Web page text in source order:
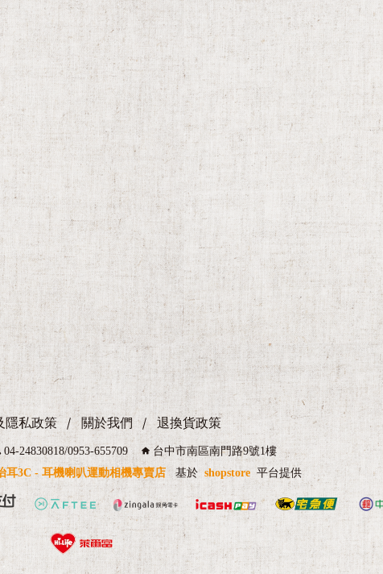
隱私政策 關於我們 退換貨政策
04-24830818/0953-655709
台中市南區南門路9號1樓
耳3C - 耳機喇叭運動相機專賣店 基於 shopstore 平台提供